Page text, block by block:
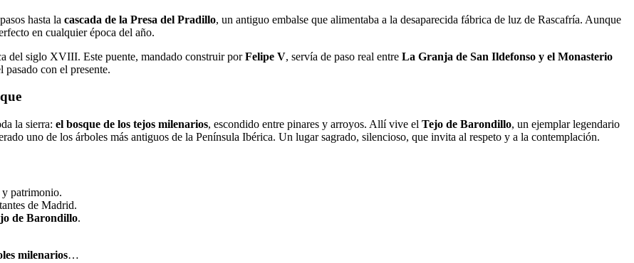
hasta la cascada de la Presa del Pradillo, un antiguo embalse que alimentaba a la desaparecida fábrica de luz de Rascafría. Aunque
en cualquier época del año.
del siglo XVIII. Este puente, mandado construir porFelipe V, servía de paso real entre La Granja de San Ildefonso y el Monasterio
con el presente.
la sierra: el bosque de los tejos milenarios, escondido entre pinares y arroyos. Allí vive el Tejo de Barondillo, un ejemplar legendario
uno de los árboles más antiguos de la Península Ibérica. Un lugar sagrado, silencioso, que invita al respeto y a la contemplación.
y patrimonio.
de Madrid.
de Barondillo.
milenarios…